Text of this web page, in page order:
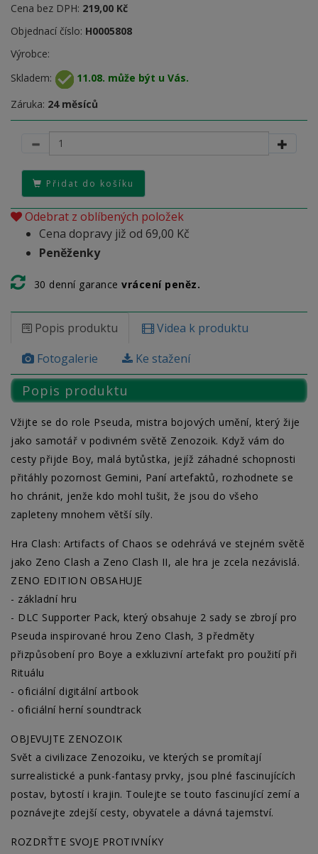
Cena bez DPH: 219,00 Kč
Objednací číslo: H0005808
Výrobce:
Skladem:
11.08. může být u Vás.
Záruka: 24 měsíců
Přidat do košíku
Odebrat z oblíbených položek
Cena dopravy již od 69,00 Kč
Peněženky
30 denní garance vrácení peněz.
Popis produktu
Videa k produktu
Fotogalerie
Ke stažení
Popis produktu
Vžijte se do role Pseuda, mistra bojových umění, který žije
jako samotář v podivném světě Zenozoik. Když vám do
cesty přijde Boy, malá bytůstka, jejíž záhadné schopnosti
přitáhly pozornost Gemini, Paní artefaktů, rozhodnete se
ho chránit, jenže kdo mohl tušit, že jsou do všeho
zapleteny mnohem větší síly.
Hra Clash: Artifacts of Chaos se odehrává ve stejném světě
jako Zeno Clash a Zeno Clash II, ale hra je zcela nezávislá.
ZENO EDITION OBSAHUJE
- základní hru
- DLC Supporter Pack, který obsahuje 2 sady se zbrojí pro
Pseuda inspirované hrou Zeno Clash, 3 předměty
přizpůsobení pro Boye a exkluzivní artefakt pro použití při
Rituálu
- oficiální digitální artbook
- oficiální herní soundtrack
OBJEVUJTE ZENOZOIK
Svět a civilizace Zenozoiku, ve kterých se promítají
surrealistické a punk-fantasy prvky, jsou plné fascinujících
postav, bytostí i krajin. Toulejte se touto fascinující zemí a
poznávejte zdejší cesty, obyvatele a dávná tajemství.
ROZDRŤTE SVOJE PROTIVNÍKY